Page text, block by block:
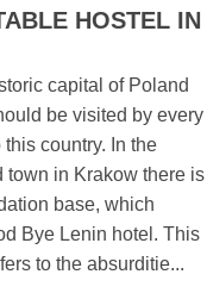
HOSTEL IN
capital of Poland
be visited by every
country. In the
town in Krakow there is
base, which
Bye Lenin hotel. This
to the absurditie...